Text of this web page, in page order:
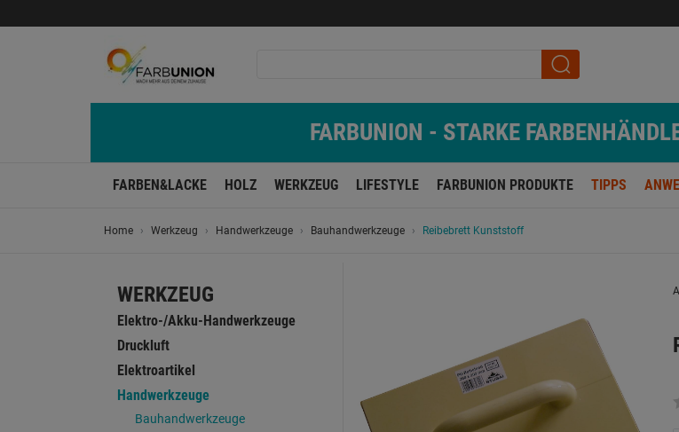
FARBUNION - STARKE
FARBEN&LACKE HOLZ WERKZEUG LIFESTYLE FARBUNION PRODUKTE TIPPS
Home Werkzeug Handwerkzeuge Bauhandwerkzeuge Reibebrett Kunststoff
WERKZEUG
Elektro-/Akku-Handwerkzeuge
Druckluft
Elektroartikel
Handwerkzeuge
Bauhandwerkzeuge